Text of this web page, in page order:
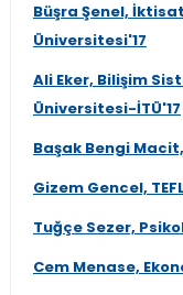
Büşra Şenel,
Üniversitesi'17
Ali Eker, Bilişim
Üniversitesi-İTÜ'17
Başak Bengi
Gizem Gencel,
Tuğçe Sezer,
Cem Menase,